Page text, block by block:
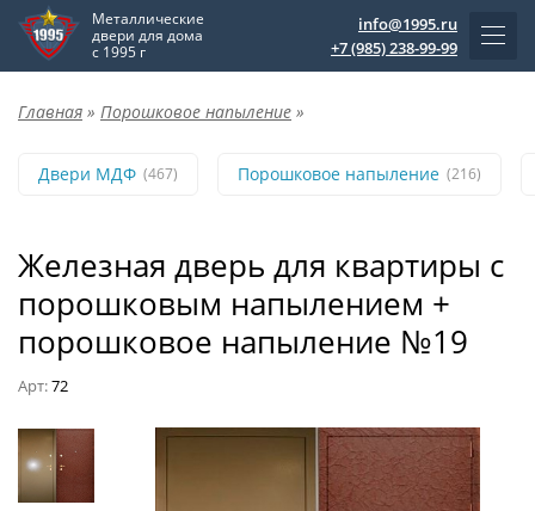
Металлические
двери для дома
с 1995 г
info@1995.ru
+7 (985) 238-99-99
Главная » Порошковое напыление »
Двери МДФ (467) Порошковое напыление (216)
Железная дверь для квартиры с
порошковым напылением +
порошковое напыление №19
Арт:72